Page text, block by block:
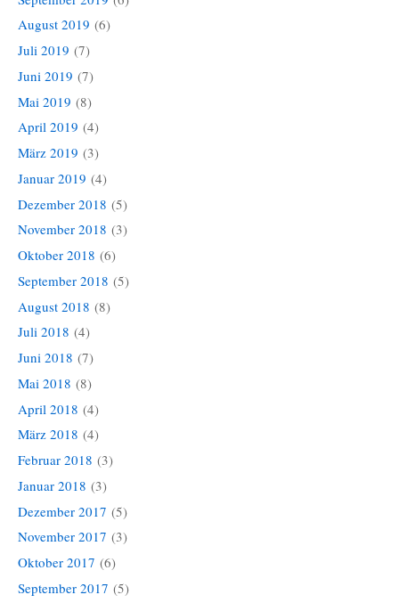
August 2019 (6)
Juli 2019 (7)
Juni 2019 (7)
Mai 2019 (8)
April 2019 (4)
März 2019 (3)
Januar 2019 (4)
Dezember 2018 (5)
November 2018 (3)
Oktober 2018 (6)
September 2018 (5)
August 2018 (8)
Juli 2018 (4)
Juni 2018 (7)
Mai 2018 (8)
April 2018 (4)
März 2018 (4)
Februar 2018 (3)
Januar 2018 (3)
Dezember 2017 (5)
November 2017 (3)
Oktober 2017 (6)
September 2017 (5)